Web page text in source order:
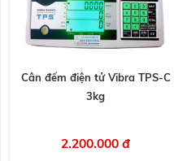
Cân đếm điện tử Vibra TPS-C
3kg
2.200.000 đ